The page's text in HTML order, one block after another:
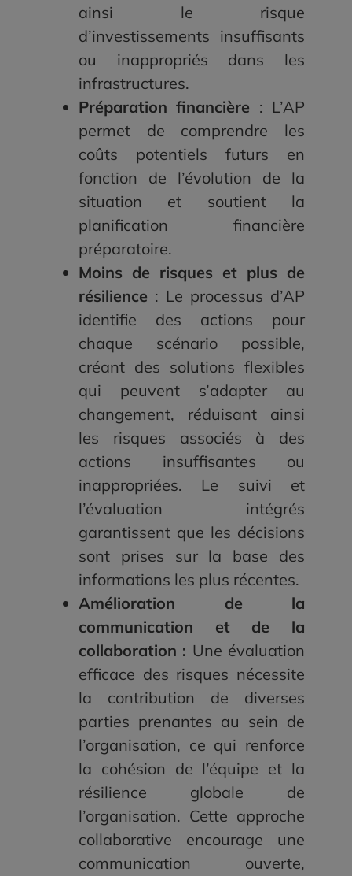
ainsi le risque
d’investissements insuffisants
ou inappropriés dans les
infrastructures.
Préparation financière : L’AP
permet de comprendre les
coûts potentiels futurs en
fonction de l’évolution de la
situation et soutient la
planification financière
préparatoire.
Moins de risques et plus de
résilience : Le processus d’AP
identifie des actions pour
chaque scénario possible,
créant des solutions flexibles
qui peuvent s’adapter au
changement, réduisant ainsi
les risques associés à des
actions insuffisantes ou
inappropriées. Le suivi et
l’évaluation intégrés
garantissent que les décisions
sont prises sur la base des
informations les plus récentes.
Amélioration de la
communication et de la
collaboration : Une évaluation
efficace des risques nécessite
la contribution de diverses
parties prenantes au sein de
l’organisation, ce qui renforce
la cohésion de l’équipe et la
résilience globale de
l’organisation. Cette approche
collaborative encourage une
communication ouverte,